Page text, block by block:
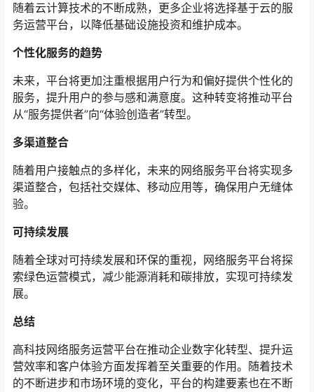
随着云计算技术的不断成熟，更多企业将选择基于云的服
务运营平台，以降低基础设施投资和维护成本。
个性化服务的趋势
未来，平台将更加注重根据用户行为和偏好提供个性化的
服务，提升用户的参与感和满意度。这种转变将推动平台
从“服务提供者”向“体验创造者”转型。
多渠道整合
随着用户接触点的多样化，未来的网络服务平台将实现多
渠道整合，包括社交媒体、移动应用等，确保用户无缝体
验。
可持续发展
随着全球对可持续发展和环保的重视，网络服务平台将探
索绿色运营模式，减少能源消耗和碳排放，实现可持续发
展。
总结
高科技网络服务运营平台在推动企业数字化转型、提升运
营效率和客户体验方面发挥着至关重要的作用。随着技术
的不断进步和市场环境的变化，平台的构建要素也在不断